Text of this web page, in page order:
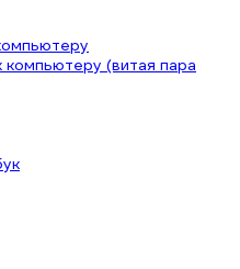
(витая пара